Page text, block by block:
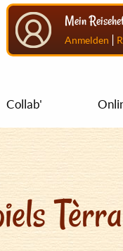
Mein
Anmelden |
Collab'